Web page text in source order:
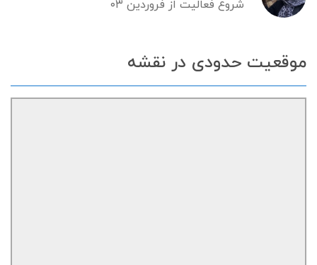
شروع فعالیت از فروردین ۰۳
موقعیت حدودی در نقشه